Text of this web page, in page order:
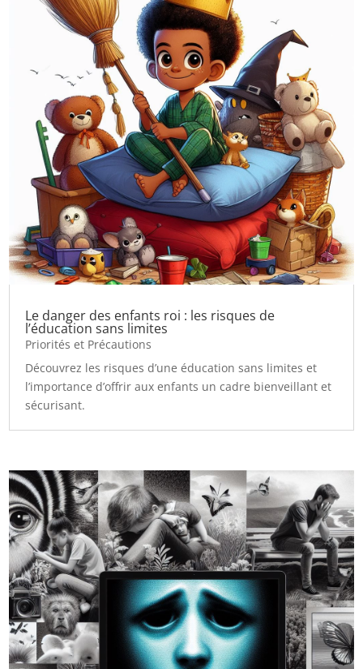
Le danger des enfants roi : les risques de
l’éducation sans limites
Priorités et Précautions
Découvrez les risques d’une éducation sans limites et
l’importance d’offrir aux enfants un cadre bienveillant et
sécurisant.